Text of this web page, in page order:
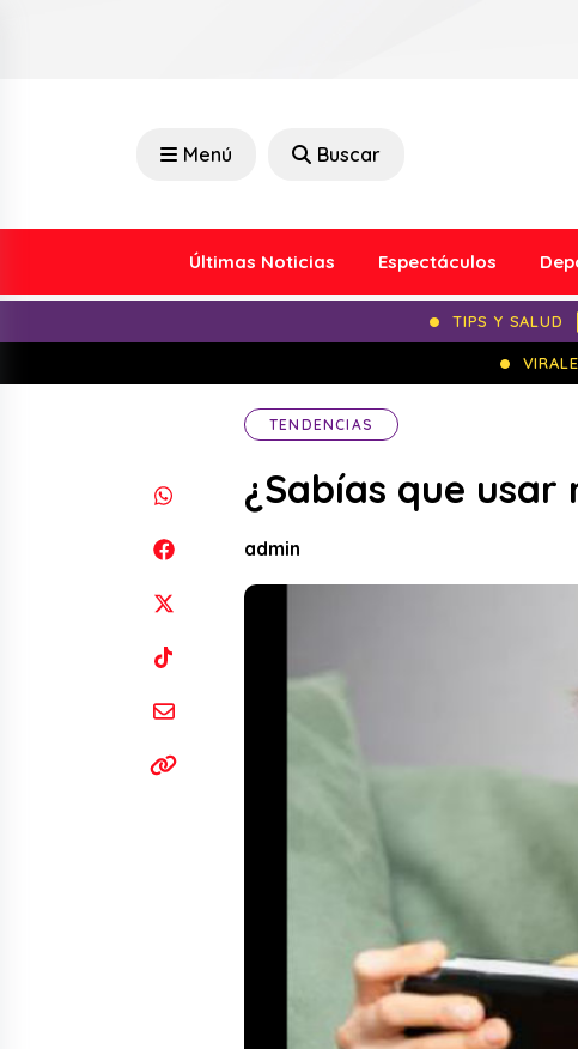
Menú Buscar
Últimas Noticias Espectáculos
TIPS Y SALUD
TENDENCIAS
¿Sabías que
admin